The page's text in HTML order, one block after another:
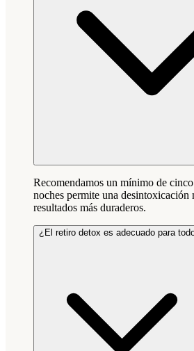
Recomendamos un mínimo de
noches permite una desintoxicación
resultados más duraderos.
¿El retiro detox es adecuado para